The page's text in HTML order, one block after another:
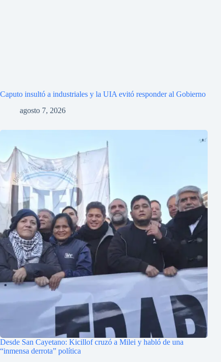
Caputo insultó a industriales y la UIA evitó responder al Gobierno
agosto 7, 2026
Desde San Cayetano: Kicillof cruzó a Milei y habló de una
“inmensa derrota” política